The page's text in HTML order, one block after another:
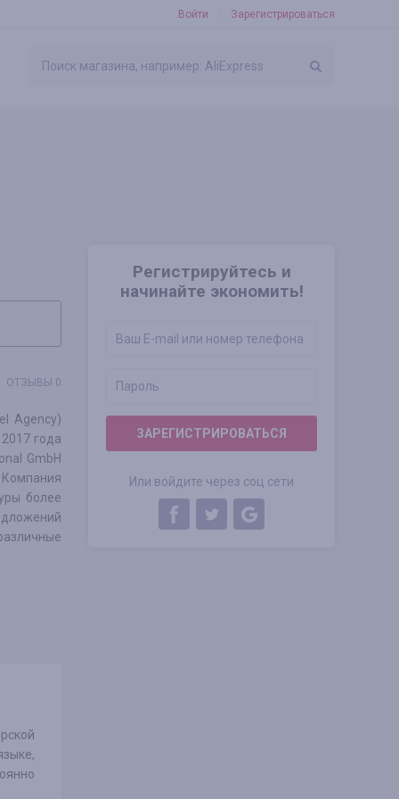
Войти Зарегистрироваться
Регистрируйтесь и
начинайте экономить!
ЗАРЕГИСТРИРОВАТЬСЯ
Или войдите через соц сети
ОТЗЫВЫ 0
Agency)
года
GmbH
более